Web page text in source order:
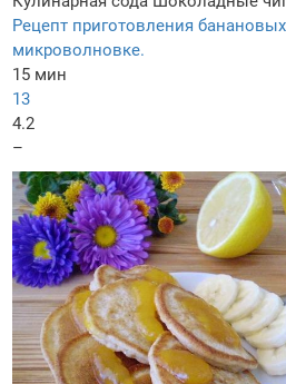
Рецепт приготовления
микроволновке.
15 мин
13
4.2
–